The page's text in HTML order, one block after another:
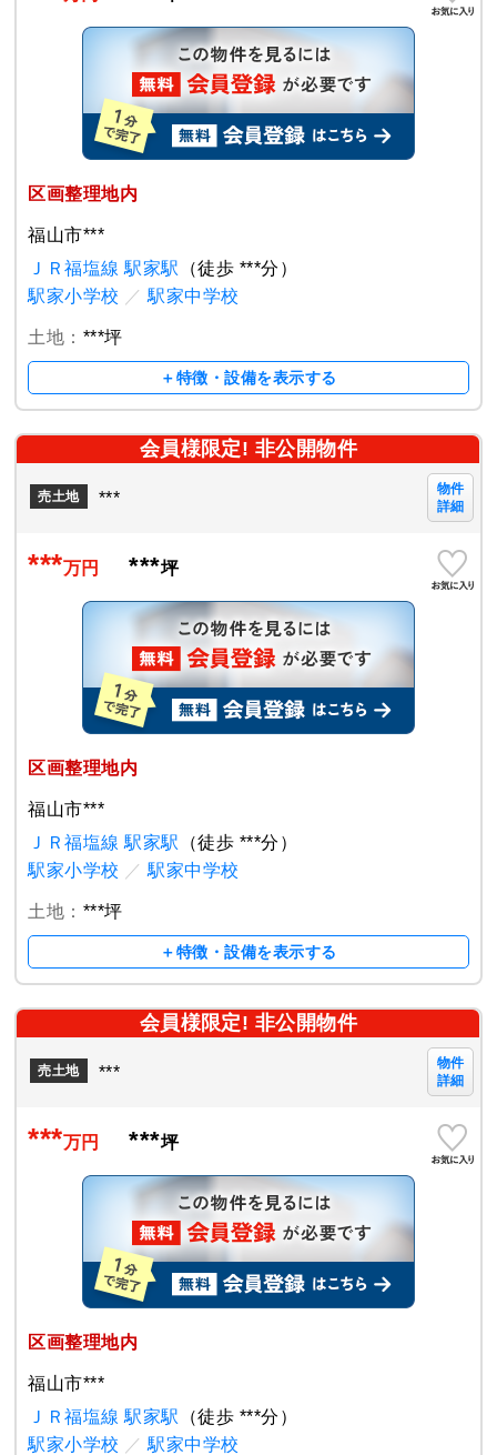
区画整理地内
福山市***
ＪＲ福塩線 駅家駅
（徒歩 ***分）
駅家小学校 ／ 駅家中学校
土地： ***坪
＋特徴・設備を表示する
会員様限定! 非公開物件
売土地 ***
物件
詳細
***万円 ***坪
区画整理地内
福山市***
ＪＲ福塩線 駅家駅
（徒歩 ***分）
駅家小学校 ／ 駅家中学校
土地： ***坪
＋特徴・設備を表示する
会員様限定! 非公開物件
売土地 ***
物件
詳細
***万円 ***坪
区画整理地内
福山市***
ＪＲ福塩線 駅家駅
（徒歩 ***分）
駅家小学校 ／ 駅家中学校